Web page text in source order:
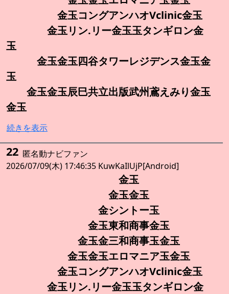
金玉コングアンハオVclinic金玉
金玉リン.リー金玉玉タンギロン金
玉
金玉金玉四谷タワーレジデンス金玉金
玉
金玉金玉辰巳共立出版武州鳶えみり金玉
金玉
続きを表示
22 匿名動ナビファン
2026/07/09(木) 17:46:35 KuwKaIlUjP[Android]
金玉
金玉金玉
金シントー玉
金玉東和商事金玉
金玉金三和商事玉金玉
金玉金玉エロマニア玉金玉
金玉コングアンハオVclinic金玉
金玉リン.リー金玉玉タンギロン金